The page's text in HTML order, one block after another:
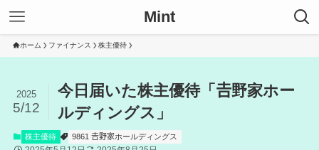
Mint
ホーム ファイナンス 株主優待
今日届いた株主優待「𠮷野家ホー
ルディングス」
2025
5/12
株主優待 9861 𠮷野家ホールディングス